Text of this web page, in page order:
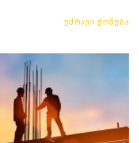
უძრავი ქონება